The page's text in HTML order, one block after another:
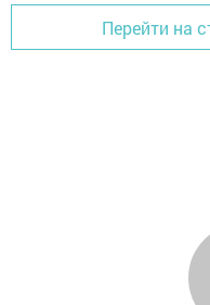
Перейти на